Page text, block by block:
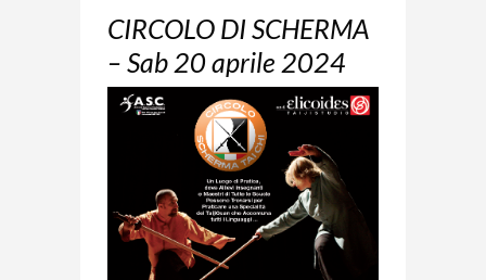
CIRCOLO DI SCHERMA
– Sab 20 aprile 2024